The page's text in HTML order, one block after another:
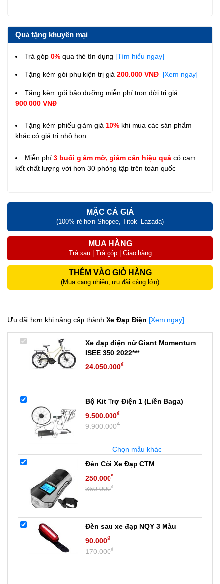
Quà tặng khuyến mại
Trả góp 0% qua thẻ tín dụng [Tìm hiểu ngay]
Tặng kèm gói phụ kiện trị giá 200.000 VNĐ [Xem ngay]
Tặng kèm gói bảo dưỡng miễn phí trọn đời trị giá
900.000 VNĐ
Tặng kèm phiếu giảm giá 10% khi mua các sản phẩm
khác có giá trị nhỏ hơn
Miễn phí 3 buổi giảm mỡ, giảm cân hiệu quả có cam
kết chất lượng với hơn 30 phòng tập trên toàn quốc
MẶC CẢ GIÁ
(100% rẻ hơn Shopee, Titok, Lazada)
MUA HÀNG
Trả sau | Trả góp | Giao hàng
THÊM VÀO GIỎ HÀNG
(Mua càng nhiều, ưu đãi càng lớn)
Ưu đãi hơn khi nâng cấp thành Xe Đạp Điện [Xem ngay]
Xe đạp điện nữ Giant Momentum
ISEE 350 2022***
24.050.000₫
Bộ Kit Trợ Điện 1 (Liền Baga)
9.500.000₫
9.900.000₫
Chọn mẫu khác
Đèn Còi Xe Đạp CTM
250.000₫
360.000₫
Đèn sau xe đạp NQY 3 Màu
90.000₫
170.000₫